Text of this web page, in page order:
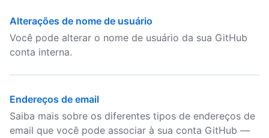
Alterações de nome de usuário
Você pode alterar o nome de usuário da sua GitHub
conta interna.
Endereços de email
Saiba mais sobre os diferentes tipos de endereços de
email que você pode associar à sua conta GitHub —